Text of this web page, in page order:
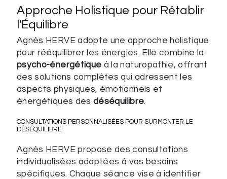
Approche Holistique pour Rétablir
l'Équilibre
Agnès HERVE adopte une approche holistique
pour rééquilibrer les énergies. Elle combine la
psycho-énergétique à la naturopathie, offrant
des solutions complètes qui adressent les
aspects physiques, émotionnels et
énergétiques des déséquilibre.
CONSULTATIONS PERSONNALISÉES POUR SURMONTER LE
DÉSÉQUILIBRE
Agnès HERVE propose des consultations
individualisées adaptées à vos besoins
spécifiques. Chaque séance vise à identifier